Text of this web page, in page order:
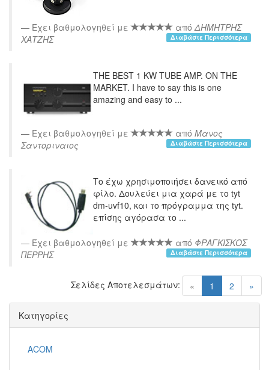
Έχει βαθμολογηθεί με απόΔΗΜΗΤΡΗΣ
ΧΑΤΖΗΣ
Διαβάστε Περισσότερα
THE BEST 1 KW TUBE AMP. ON THE
MARKET. I have to say this is one
amazing and easy to ...
Έχει βαθμολογηθεί με από Μανος
Σαντοριναιος
Διαβάστε Περισσότερα
Το έχω χρησιμοποιήσει δανεικό από
φίλο. Δουλεύει μια χαρά με το tyt
dm-uvf10, και το πρόγραμμα της tyt.
επίσης αγόρασα το ...
Έχει βαθμολογηθεί με από ΦΡΑΓΚΙΣΚΟΣ
ΠΕΡΡΗΣ
Διαβάστε Περισσότερα
« 1 (current)
2 »
Σελίδες Αποτελεσμάτων:
Κατηγορίες
ACOM